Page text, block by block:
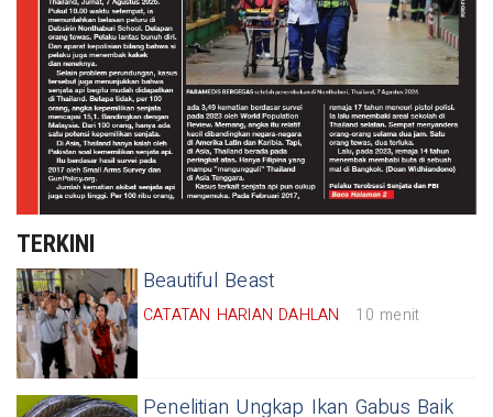
TERKINI
Beautiful Beast
CATATAN HARIAN DAHLAN 10 menit
Penelitian Ungkap Ikan Gabus Baik